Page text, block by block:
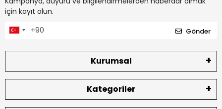
için kayıt olun.
Gönder
Kurumsal
Kategoriler